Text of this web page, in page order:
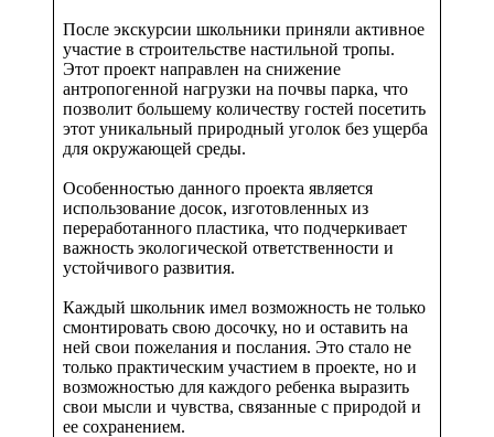
После экскурсии школьники приняли активное
участие в строительстве настильной тропы.
Этот проект направлен на снижение
антропогенной нагрузки на почвы парка, что
позволит большему количеству гостей посетить
этот уникальный природный уголок без ущерба
для окружающей среды.
Особенностью данного проекта является
использование досок, изготовленных из
переработанного пластика, что подчеркивает
важность экологической ответственности и
устойчивого развития.
Каждый школьник имел возможность не только
смонтировать свою досочку, но и оставить на
ней свои пожелания и послания. Это стало не
только практическим участием в проекте, но и
возможностью для каждого ребенка выразить
свои мысли и чувства, связанные с природой и
ее сохранением.